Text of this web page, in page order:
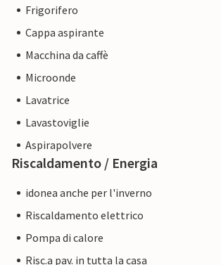
Frigorifero
Cappa aspirante
Macchina da caffè
Microonde
Lavatrice
Lavastoviglie
Aspirapolvere
Riscaldamento / Energia
idonea anche per l'inverno
Riscaldamento elettrico
Pompa di calore
Risc.a pav. in tutta la casa